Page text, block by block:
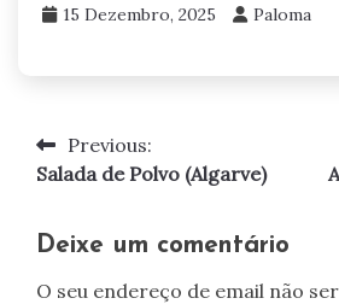
15 Dezembro, 2025 Paloma
Navegação
artigos
Previous:
Salada de Polvo (Algarve)
Deixe um comentário
O seu endereço de email não